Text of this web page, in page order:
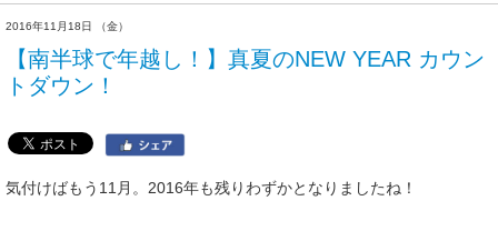
2016年11月18日 （金）
【南半球で年越し！】真夏のNEW YEAR カウン
トダウン！
気付けばもう11月。2016年も残りわずかとなりましたね！